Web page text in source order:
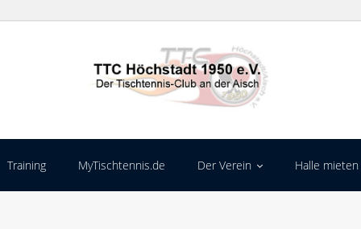
Training MyTischtennis.de Der Verein Halle mieten